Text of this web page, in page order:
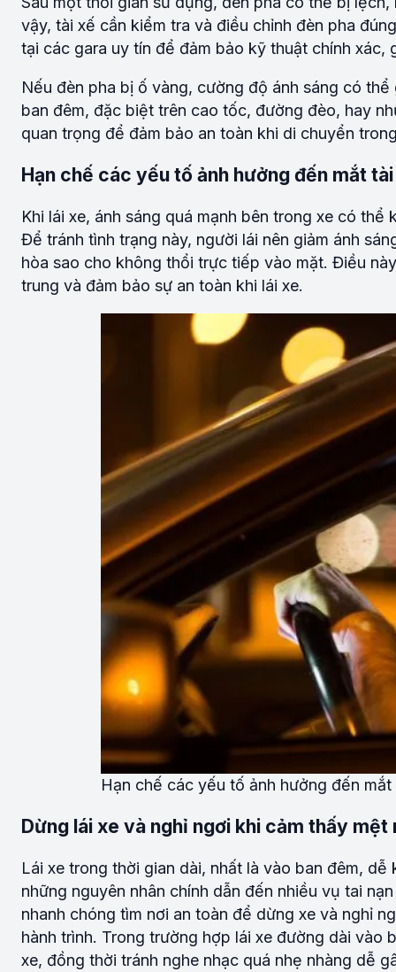
vậy, tài xế cần kiểm tra và điều chỉnh đèn pha
tại các gara uy tín để đảm bảo kỹ thuật chính xác,
Nếu đèn pha bị ố vàng, cường độ ánh sáng có
ban đêm, đặc biệt trên cao tốc, đường đèo, hay
quan trọng để đảm bảo an toàn khi di chuyển
Hạn chế các yếu tố ảnh hưởng đến mắt
Khi lái xe, ánh sáng quá mạnh bên trong xe có
Để tránh tình trạng này, người lái nên giảm ánh
hòa sao cho không thổi trực tiếp vào mặt. Điều
trung và đảm bảo sự an toàn khi lái xe.
Hạn chế các yếu tố ảnh hưởng đến mắt
Dừng lái xe và nghỉ ngơi khi cảm thấy mệt
Lái xe trong thời gian dài, nhất là vào ban đêm,
những nguyên nhân chính dẫn đến nhiều vụ tai
nhanh chóng tìm nơi an toàn để dừng xe và nghỉ
hành trình. Trong trường hợp lái xe đường dài
xe, đồng thời tránh nghe nhạc quá nhẹ nhàng dễ